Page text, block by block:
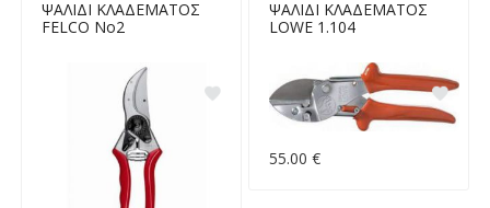
ΨΑΛΙΔΙ ΚΛΑΔΕΜΑΤΟΣ
FELCO Νο2
ΨΑΛΙΔΙ ΚΛΑΔΕΜΑΤΟΣ
LOWE 1.104
55.00 €